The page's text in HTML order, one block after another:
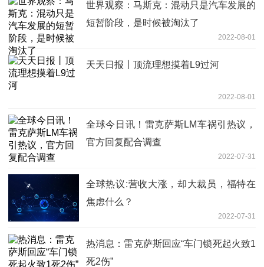
世界观察：马斯克：混动只是汽车发展的
短暂阶段，是时候被淘汰了
2022-08-01
天天日报丨顶流理想摸着L9过河
2022-08-01
全球今日讯！雷克萨斯LM车祸引热议，
官方回复配合调查
2022-07-31
全球热议:营收大涨，却大裁员，福特在
焦虑什么？
2022-07-31
热消息：雷克萨斯回应“车门锁死起火致1
死2伤”